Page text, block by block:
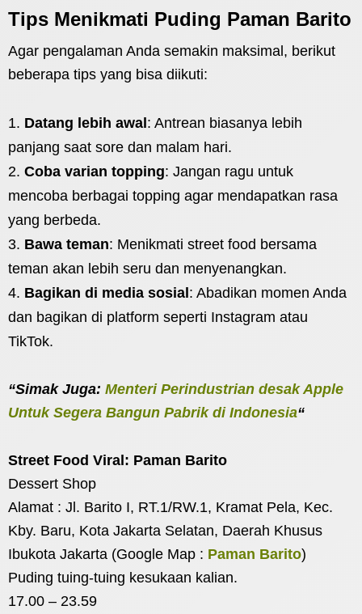
Tips Menikmati Puding Paman Barito
Agar pengalaman Anda semakin maksimal, berikut
beberapa tips yang bisa diikuti:
Datang lebih awal: Antrean biasanya lebih
panjang saat sore dan malam hari.
Coba varian topping: Jangan ragu untuk
mencoba berbagai topping agar mendapatkan rasa
yang berbeda.
Bawa teman: Menikmati street food bersama
teman akan lebih seru dan menyenangkan.
Bagikan di media sosial: Abadikan momen Anda
dan bagikan di platform seperti Instagram atau
TikTok.
“Simak Juga: Menteri Perindustrian desak Apple
Untuk Segera Bangun Pabrik di Indonesia“
Street Food Viral: Paman Barito
Dessert Shop
Alamat : Jl. Barito I, RT.1/RW.1, Kramat Pela, Kec.
Kby. Baru, Kota Jakarta Selatan, Daerah Khusus
Ibukota Jakarta (Google Map : Paman Barito)
Puding tuing-tuing kesukaan kalian.
17.00 – 23.59